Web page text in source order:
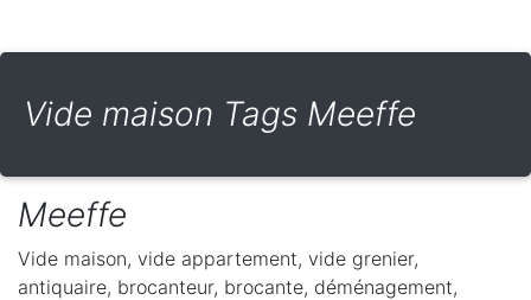
Vide maison Tags Meeffe
Meeffe
Vide maison, vide appartement, vide grenier,
antiquaire, brocanteur, brocante, déménagement,